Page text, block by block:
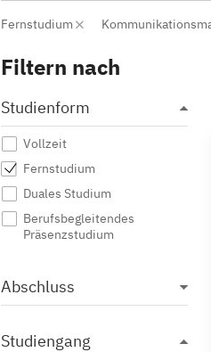
Fernstudium
Filtern nach
Studienform
Vollzeit
Fernstudium
Duales Studium
Berufsbegleitendes
Präsenzstudium
Abschluss
Studiengang